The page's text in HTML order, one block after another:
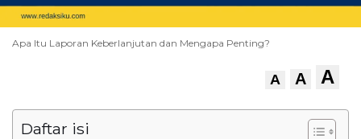
Apa Itu Laporan Keberlanjutan dan Mengapa Penting?
A A A
Daftar isi